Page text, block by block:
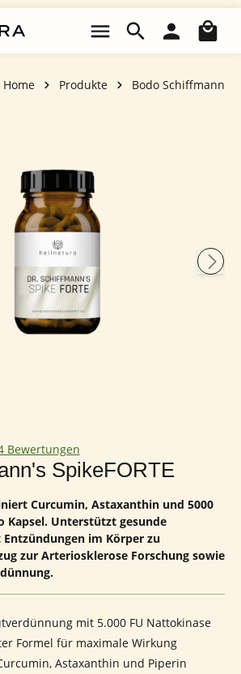
Home Produkte Bodo Schiffmann
von 5 von 5 Sternen
Bewertungen
SpikeFORTE
Curcumin, Astaxanthin und 5000
Kapsel. Unterstützt gesunde
im Körper zu
zur Arteriosklerose Forschung sowie
mit 5.000 FU Nattokinase
Formel für maximale Wirkung
Astaxanthin und Piperin